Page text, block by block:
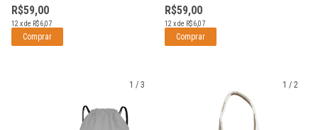
R$59,00
12 xde R$6,07
R$59,00
12 xde R$6,07
1 / 3 1 / 2